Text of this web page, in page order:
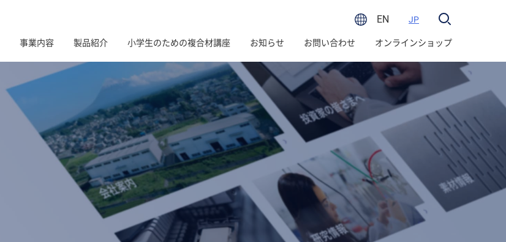
EN JP
事業内容 製品紹介 小学生のための複合材講座 お知らせ お問い合わせ オンラインショップ